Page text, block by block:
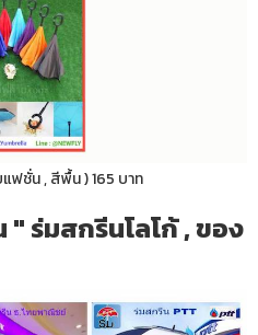
ฟชั่น , สีพื้น ) 165 บาท
" ร่มสกรีนโลโก้ , ของ